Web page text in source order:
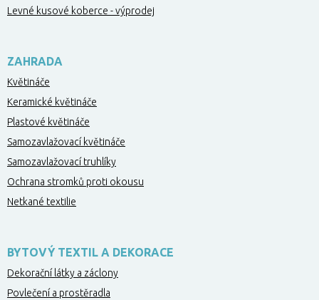
Levné kusové koberce - výprodej
ZAHRADA
Květináče
Keramické květináče
Plastové květináče
Samozavlažovací květináče
Samozavlažovací truhlíky
Ochrana stromků proti okousu
Netkané textilie
BYTOVÝ TEXTIL A DEKORACE
Dekorační látky a záclony
Povlečení a prostěradla